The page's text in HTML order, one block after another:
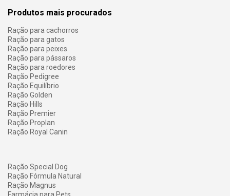
Produtos mais procurados
Ração para cachorros
Ração para gatos
Ração para peixes
Ração para pássaros
Ração para roedores
Ração Pedigree
Ração Equilíbrio
Ração Golden
Ração Hills
Ração Premier
Ração Proplan
Ração Royal Canin
Ração Special Dog
Ração Fórmula Natural
Ração Magnus